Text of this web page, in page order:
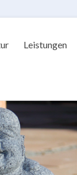
Leistungen